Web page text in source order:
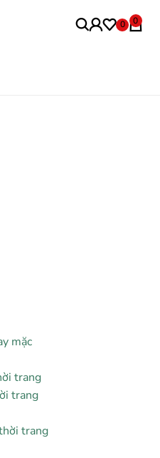
0 0
mặc
trang
trang
trang